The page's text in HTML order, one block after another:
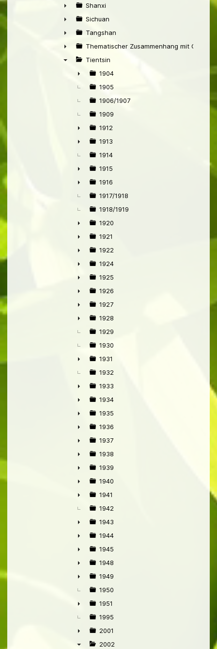
►
►
Shanxi
►
Sichuan
►
Tangshan
►
Thematischer Zusammenhang mit China
Tientsin
►
1904
1905
1906/1907
1909
►
1912
►
1913
1914
►
1915
►
1916
1917/1918
1918/1919
►
1920
►
1921
►
1922
►
1924
►
1925
►
1926
►
1927
►
1928
1929
1930
►
1931
1932
►
1933
►
1934
►
1935
►
1936
►
1937
►
1938
►
1939
►
1940
►
1941
1942
►
1943
►
1944
►
1945
►
1948
►
1949
1950
►
1951
1995
►
2001
2002